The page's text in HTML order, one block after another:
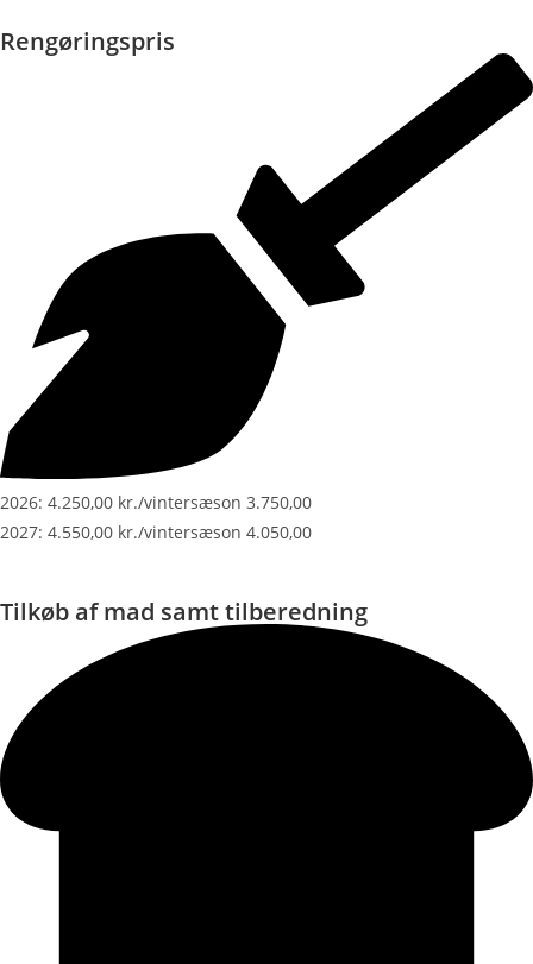
Rengøringspris
2026: 4.250,00 kr./vintersæson 3.750,00
2027: 4.550,00 kr./vintersæson 4.050,00
Tilkøb af mad samt tilberedning